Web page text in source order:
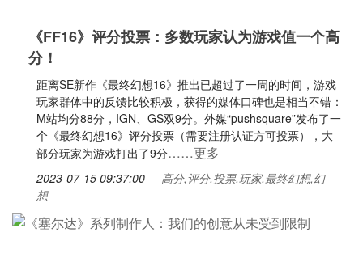
《FF16》评分投票：多数玩家认为游戏值一个高
分！
距离SE新作《最终幻想16》推出已超过了一周的时间，游戏
玩家群体中的反馈比较积极，获得的媒体口碑也是相当不错：
M站均分88分，IGN、GS双9分。外媒“pushsquare”发布了一
个《最终幻想16》评分投票（需要注册认证方可投票），大
部分玩家为游戏打出了9分……更多
2023-07-15 09:37:00
高分,评分,投票,玩家,最终幻想,幻
想